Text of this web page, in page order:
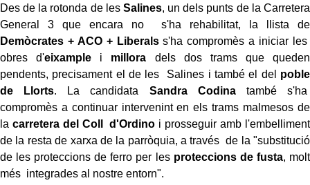
Des de la rotonda de les Salines, un dels punts de la Carretera
General 3 que encara no s'ha rehabilitat, la llista de
Demòcrates + ACO + Liberalss'ha compromès a iniciar les
obres d'eixample i millora dels dos trams que queden
pendents, precisament el de les Salines i també el del poble
de Llorts. La candidata Sandra Codina també s'ha
compromès a continuar intervenint en els trams malmesos de
la carretera del Coll d'Ordino i prosseguir amb l'embelliment
de la resta de xarxa de la parròquia, a través de la "substitució
de les proteccions de ferro per les proteccions de fusta, molt
més integrades al nostre entorn".